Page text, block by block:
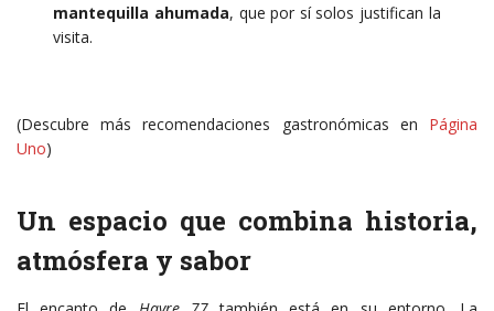
mantequilla ahumada, que por sí solos justifican la
visita.
(Descubre más recomendaciones gastronómicas en Página
Uno)
Un espacio que combina historia,
atmósfera y sabor